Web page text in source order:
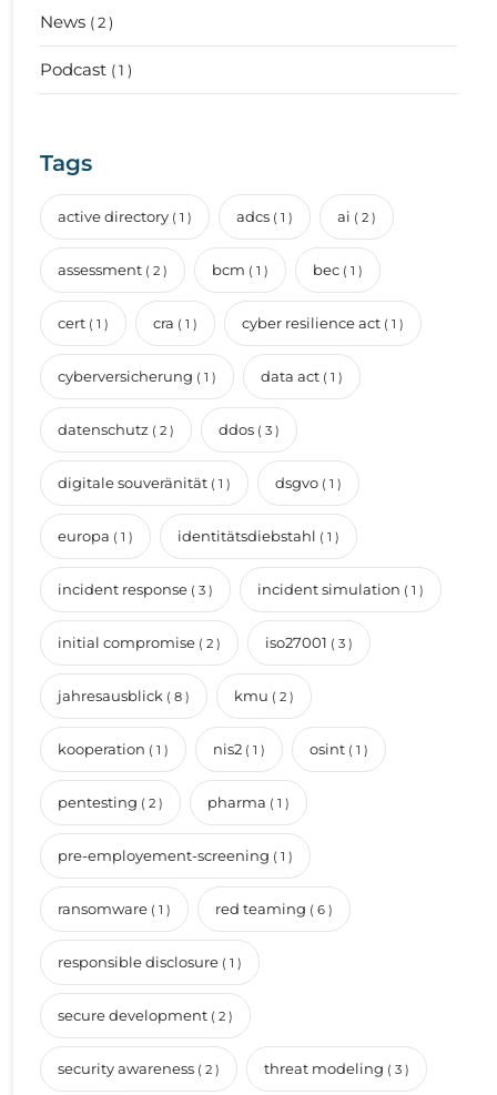
News ( 2 )
Podcast ( 1 )
Tags
active directory ( 1 ) adcs ( 1 ) ai ( 2 )
assessment ( 2 ) bcm ( 1 ) bec ( 1 )
cert ( 1 ) cra ( 1 ) cyber resilience act ( 1 )
cyberversicherung ( 1 ) data act ( 1 )
datenschutz ( 2 ) ddos ( 3 )
digitale souveränität ( 1 ) dsgvo ( 1 )
europa ( 1 ) identitätsdiebstahl ( 1 )
incident response ( 3 ) incident simulation ( 1 )
initial compromise ( 2 ) iso27001 ( 3 )
jahresausblick ( 8 ) kmu ( 2 )
kooperation ( 1 ) nis2 ( 1 ) osint ( 1 )
pentesting ( 2 ) pharma ( 1 )
pre-employement-screening ( 1 )
ransomware ( 1 ) red teaming ( 6 )
responsible disclosure ( 1 )
secure development ( 2 )
security awareness ( 2 ) threat modeling ( 3 )